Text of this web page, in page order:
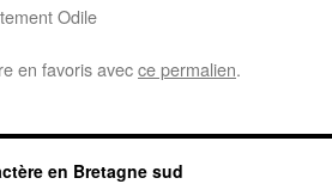
Odile
en favoris avecce permalien.
en Bretagne sud